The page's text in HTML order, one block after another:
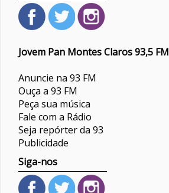
Jovem Pan Montes Claros 93,5 FM
Anuncie na 93 FM
Ouça a 93 FM
Peça sua música
Fale com a Rádio
Seja repórter da 93
Publicidade
Siga-nos